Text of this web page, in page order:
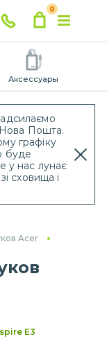
Нова Пошта.
графіку
буде
у нас лунає
сховища і
0
Аксессуары
Acer
E3